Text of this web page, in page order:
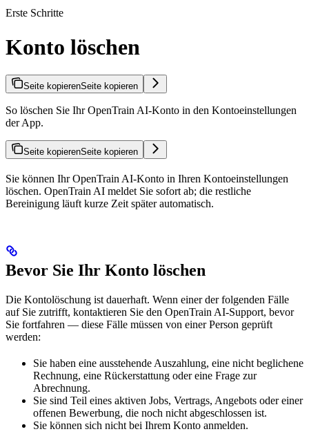
Erste Schritte
Konto löschen
Seite kopierenSeite kopieren
So löschen Sie Ihr OpenTrain AI-Konto in den Kontoeinstellungen
der App.
Seite kopierenSeite kopieren
Sie können Ihr OpenTrain AI-Konto in Ihren Kontoeinstellungen
löschen. OpenTrain AI meldet Sie sofort ab; die restliche
Bereinigung läuft kurze Zeit später automatisch.
Bevor Sie Ihr Konto löschen
Die Kontolöschung ist dauerhaft. Wenn einer der folgenden Fälle
auf Sie zutrifft, kontaktieren Sie den OpenTrain AI-Support, bevor
Sie fortfahren — diese Fälle müssen von einer Person geprüft
werden:
Sie haben eine ausstehende Auszahlung, eine nicht beglichene
Rechnung, eine Rückerstattung oder eine Frage zur
Abrechnung.
Sie sind Teil eines aktiven Jobs, Vertrags, Angebots oder einer
offenen Bewerbung, die noch nicht abgeschlossen ist.
Sie können sich nicht bei Ihrem Konto anmelden.